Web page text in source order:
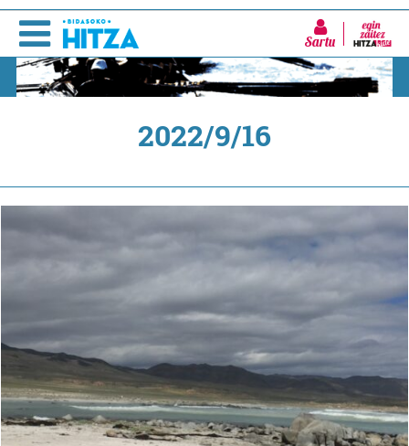
Sartu
2022/9/16